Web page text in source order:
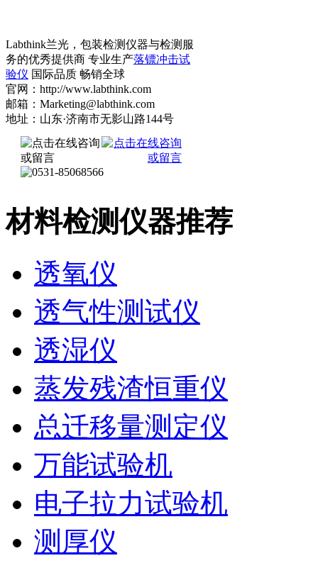
Labthink兰光，包装检测仪器与检测服
务的优秀提供商 专业生产落镖冲击试
验仪 国际品质 畅销全球
官网：http://www.labthink.com
邮箱：Marketing@labthink.com
地址：山东·济南市无影山路144号
材料检测仪器推荐
透氧仪
透气性测试仪
透湿仪
蒸发残渣恒重仪
总迁移量测定仪
万能试验机
电子拉力试验机
测厚仪